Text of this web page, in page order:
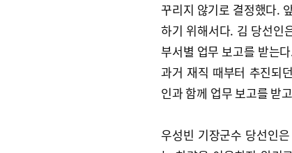
꾸리지 않기로 결정했다.
하기 위해서다. 김 당선인
부서별 업무 보고를 받는
과거 재직 때부터 추진되
인과 함께 업무 보고를 받
우성빈 기장군수 당선인